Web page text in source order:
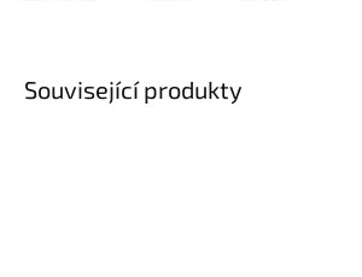
Související produkty